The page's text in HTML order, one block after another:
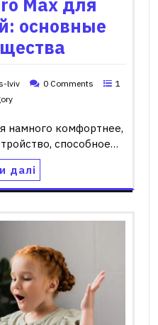
Max для
основные
lviv 0 Comments
1
намного комфортнее,
способное…
далі